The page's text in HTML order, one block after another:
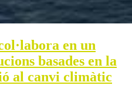
en un
basades en la
al canvi climàtic